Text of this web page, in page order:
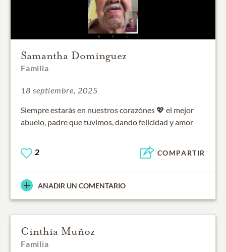
Samantha Dominguez
Familia
18 septiembre, 2025
Siempre estarás en nuestros corazónes 💖 el mejor
abuelo, padre que tuvimos, dando felicidad y amor
2 COMPARTIR
AÑADIR UN COMENTARIO
Cinthia Muñoz
Familia